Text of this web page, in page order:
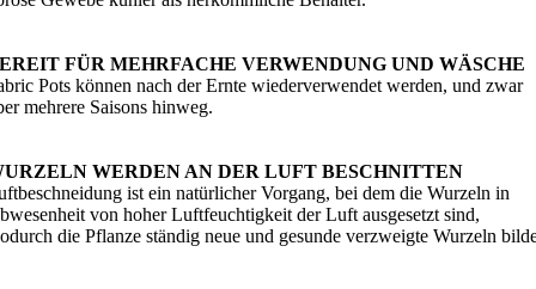
FÜR MEHRFACHE VERWENDUNG UND WÄSCHE
Pots können nach der Ernte wiederverwendet werden, und zwar
mehrere Saisons hinweg.
WERDEN AN DER LUFT BESCHNITTEN
ist ein natürlicher Vorgang, bei dem die Wurzeln in
von hoher Luftfeuchtigkeit der Luft ausgesetzt sind,
die Pflanze ständig neue und gesunde verzweigte Wurzeln